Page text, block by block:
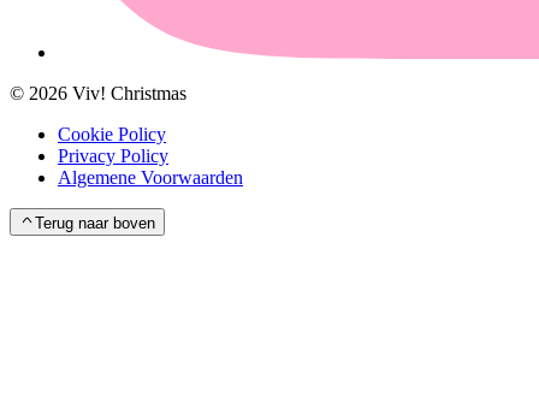
© 2026 Viv! Christmas
Cookie Policy
Privacy Policy
Algemene Voorwaarden
Terug naar boven